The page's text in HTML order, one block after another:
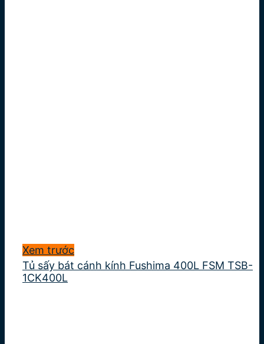
Xem trước
Tủ sấy bát cánh kính Fushima 400L FSM TSB-
1CK400L